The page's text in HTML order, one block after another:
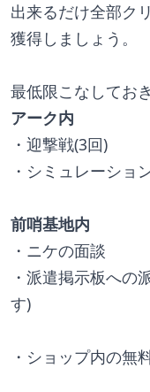
出来るだけ全部ク
獲得しましょう。
最低限こなしてお
アーク内
・迎撃戦(3回)
・シミュレーショ
前哨基地内
・ニケの面談
・派遣掲示板への
す)
・ショップ内の無